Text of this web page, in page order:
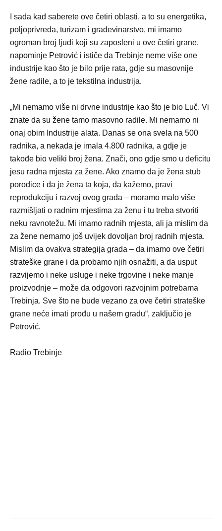
I sada kad saberete ove četiri oblasti, a to su energetika,
poljoprivreda, turizam i građevinarstvo, mi imamo
ogroman broj ljudi koji su zaposleni u ove četiri grane,
napominje Petrović i ističe da Trebinje neme više one
industrije kao što je bilo prije rata, gdje su masovnije
žene radile, a to je tekstilna industrija.
„Mi nemamo više ni drvne industrije kao što je bio Luč. Vi
znate da su žene tamo masovno radile. Mi nemamo ni
onaj obim Industrije alata. Danas se ona svela na 500
radnika, a nekada je imala 4.800 radnika, a gdje je
takođe bio veliki broj žena. Znači, ono gdje smo u deficitu
jesu radna mjesta za žene. Ako znamo da je žena stub
porodice i da je žena ta koja, da kažemo, pravi
reprodukciju i razvoj ovog grada – moramo malo više
razmišljati o radnim mjestima za ženu i tu treba stvoriti
neku ravnotežu. Mi imamo radnih mjesta, ali ja mislim da
za žene nemamo još uvijek dovoljan broj radnih mjesta.
Mislim da ovakva strategija grada – da imamo ove četiri
strateške grane i da probamo njih osnažiti, a da usput
razvijemo i neke usluge i neke trgovine i neke manje
proizvodnje – može da odgovori razvojnim potrebama
Trebinja. Sve što ne bude vezano za ove četiri strateške
grane neće imati prođu u našem gradu“, zaključio je
Petrović.
Radio Trebinje